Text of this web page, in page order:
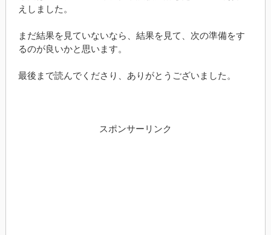
えしました。
まだ結果を見ていないなら、結果を見て、次の準備をす
るのが良いかと思います。
最後まで読んでくださり、ありがとうございました。
スポンサーリンク